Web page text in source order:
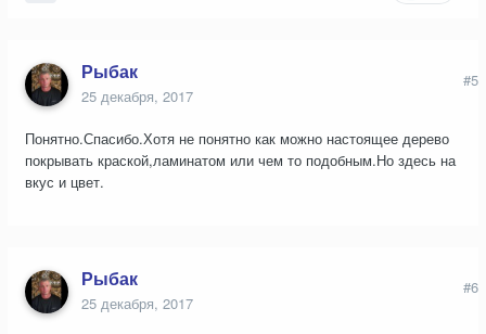
Рыбак
25 декабря, 2017
#5
Понятно.Спасибо.Хотя не понятно как можно настоящее дерево
покрывать краской,ламинатом или чем то подобным.Но здесь на
вкус и цвет.
Рыбак
25 декабря, 2017
#6